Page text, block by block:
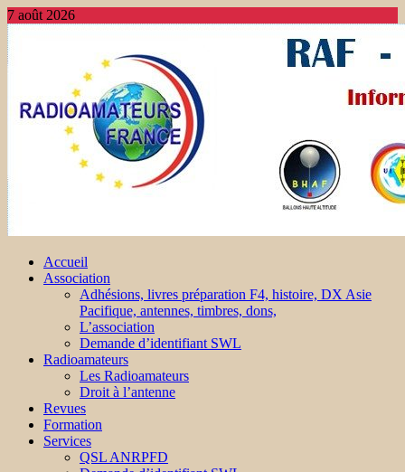
7 août 2026
Accueil
Association
Adhésions, livres préparation F4, histoire, DX Asie
Pacifique, antennes, timbres, dons,
L’association
Demande d’identifiant SWL
Radioamateurs
Les Radioamateurs
Droit à l’antenne
Revues
Formation
Services
QSL ANRPFD